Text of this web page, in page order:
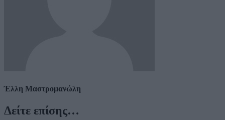
Έλλη Μαστρομανώλη
Δείτε επίσης…